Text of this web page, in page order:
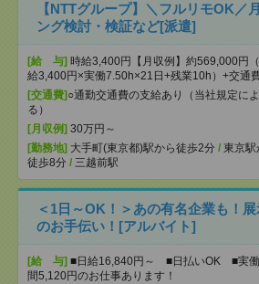
【NTTグループ】＼フルリモOK／
ング検討・検証など[派遣]
[給 与] 時給3,400円【月収例】約569,000円
給3,400円×実働7.50h×21日+残業10h）+交通
[交通費] ○通勤交通費の支給あり（当社規定によ
る）
[月収例] 30万円～
[勤務地] 大手町(東京都)駅から徒歩2分 / 東京駅
徒歩8分 / 三越前駅
＜1日～OK！＞あの有名企業も！
のお手伝い！[アルバイト]
[給 与] ■日給16,840円～ ■日払いOK ■実
間5,120円のお仕事あります！